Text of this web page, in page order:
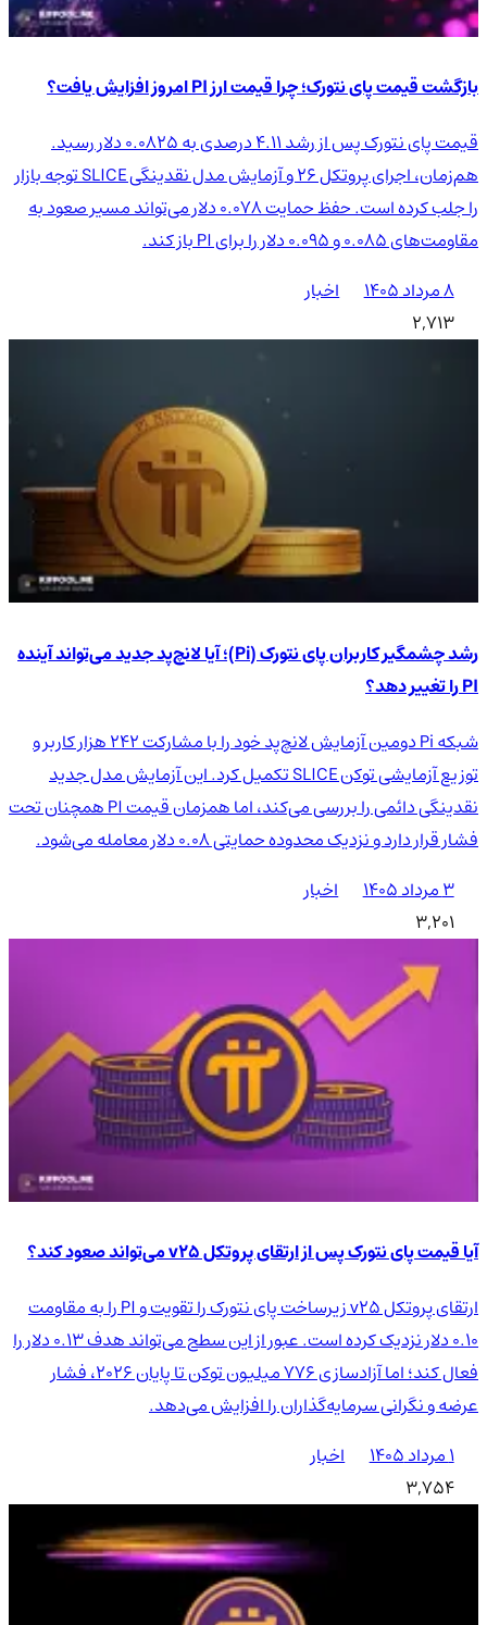
بازگشت قیمت پای نتورک؛ چرا قیمت ارز PI امروز افزایش یافت؟
قیمت پای نتورک پس از رشد ۴.۱۱ درصدی به ۰.۰۸۲۵ دلار رسید.
هم‌زمان، اجرای پروتکل ۲۶ و آزمایش مدل نقدینگی SLICE توجه بازار
را جلب کرده است. حفظ حمایت ۰.۰۷۸ دلار می‌تواند مسیر صعود به
مقاومت‌های ۰.۰۸۵ و ۰.۰۹۵ دلار را برای PI باز کند.
۸ مرداد ۱۴۰۵
اخبار
2,713
رشد چشمگیر کاربران پای نتورک (Pi)؛ آیا لانچ‌پد جدید می‌تواند آینده
PI را تغییر دهد؟
شبکه Pi دومین آزمایش لانچ‌پد خود را با مشارکت ۲۴۲ هزار کاربر و
توزیع آزمایشی توکن SLICE تکمیل کرد. این آزمایش مدل جدید
نقدینگی دائمی را بررسی می‌کند، اما همزمان قیمت PI همچنان تحت
فشار قرار دارد و نزدیک محدوده حمایتی ۰.۰۸ دلار معامله می‌شود.
۳ مرداد ۱۴۰۵
اخبار
3,201
آیا قیمت پای نتورک پس از ارتقای پروتکل v25 می‌تواند صعود کند؟
ارتقای پروتکل v25 زیرساخت پای نتورک را تقویت و PI را به مقاومت
۰.۱۰ دلار نزدیک کرده است. عبور از این سطح می‌تواند هدف ۰.۱۳ دلار را
فعال کند؛ اما آزادسازی ۷۷۶ میلیون توکن تا پایان ۲۰۲۶، فشار
عرضه و نگرانی سرمایه‌گذاران را افزایش می‌دهد.
اخبار
3,754